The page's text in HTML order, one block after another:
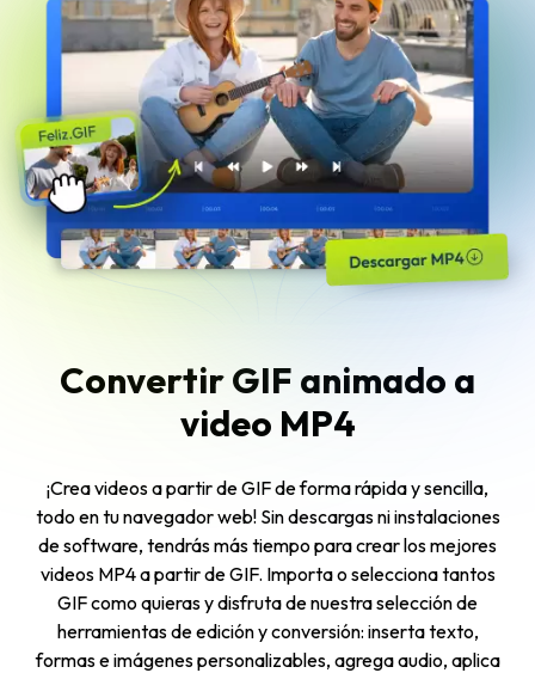
Convertir GIF animado a
video MP4
¡Crea videos a partir de GIF de forma rápida y sencilla,
todo en tu navegador web! Sin descargas ni instalaciones
de software, tendrás más tiempo para crear los mejores
videos MP4 a partir de GIF. Importa o selecciona tantos
GIF como quieras y disfruta de nuestra selección de
herramientas de edición y conversión: inserta texto,
formas e imágenes personalizables, agrega audio, aplica